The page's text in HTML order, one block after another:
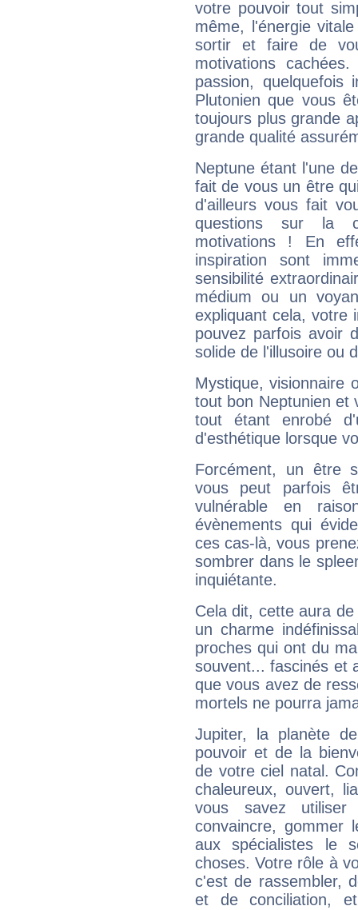
votre pouvoir tout
même, l'énergie
sortir et faire de
motivations
passion, quelquefois
Plutonien que vous
toujours plus grande
grande qualité
Neptune étant l'une
fait de vous un être
d'ailleurs vous fait
questions sur la
motivations ! En
inspiration sont
sensibilité
médium ou un
expliquant cela, votre
pouvez parfois avoir
solide de l'illusoire ou
Mystique, visionnaire
tout bon Neptunien et
tout étant enrobé
d'esthétique lorsque
Forcément, un être
vous peut parfois
vulnérable en
évènements qui
ces cas-là, vous
sombrer dans le
inquiétante.
Cela dit, cette aura
un charme
proches qui ont du
souvent... fascinés et
que vous avez de
mortels ne pourra
Jupiter, la planète
pouvoir et de la
de votre ciel natal.
chaleureux, ouvert,
vous savez
convaincre, gommer
aux spécialistes le
choses. Votre rôle à
c'est de rassembler,
et de conciliation,